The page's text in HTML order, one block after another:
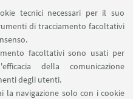
tecnici necessari per il suo
di tracciamento facoltativi
facoltativi sono usati per
della comunicazione
degli utenti.
la navigazione solo con i cookie
Novellino
32
9 8589
mail